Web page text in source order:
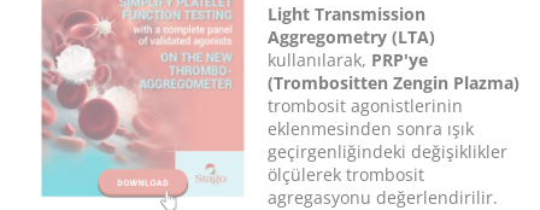
Light Transmission
Aggregometry (LTA)
kullanılarak, PRP'ye
(Trombositten Zengin Plazma)
trombosit agonistlerinin
eklenmesinden sonra ışık
geçirgenliğindeki değişiklikler
ölçülerek trombosit
agregasyonu değerlendirilir.